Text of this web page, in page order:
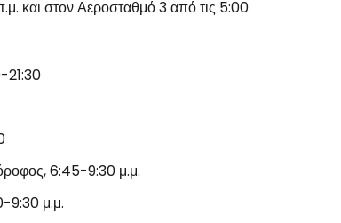
και στον Αεροσταθμό 3 από τις 5:00
21:30
6:45-9:30 μ.μ.
9:30 μ.μ.